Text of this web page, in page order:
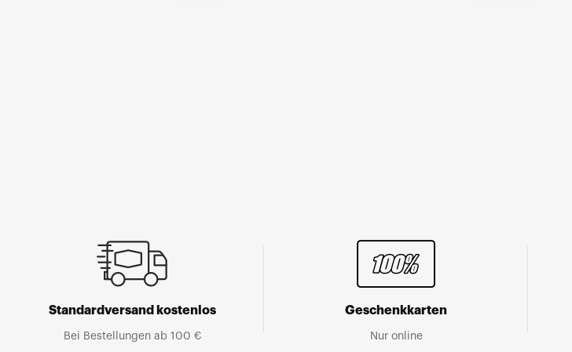
Standardversand kostenlos
Bei Bestellungen ab 100 €
Geschenkkarten
Nur online